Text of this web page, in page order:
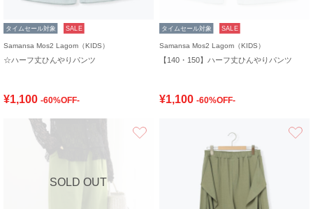
タイムセール対象 SALE
Samansa Mos2 Lagom（KIDS）
☆ハーフ丈ひんやりパンツ
¥1,100 -60%OFF-
タイムセール対象 SALE
Samansa Mos2 Lagom（KIDS）
【140・150】ハーフ丈ひんやりパンツ
¥1,100 -60%OFF-
SOLD OUT